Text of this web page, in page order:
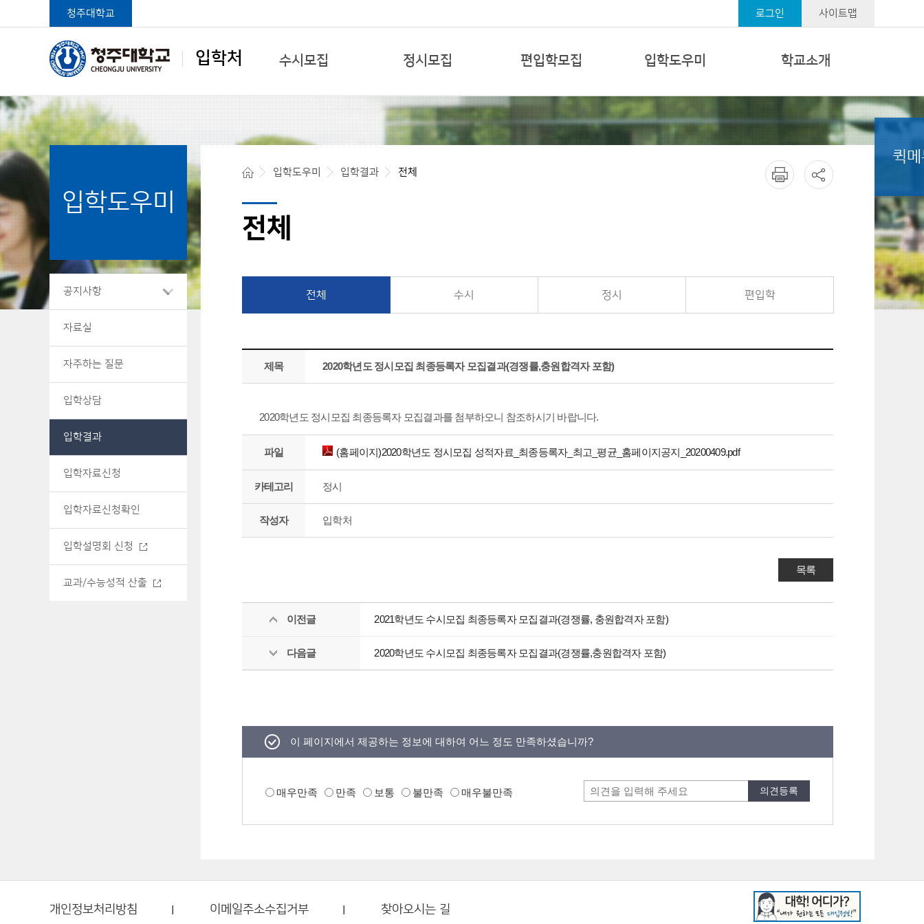
입학처
청주대학교 로그인 사이트맵
학생중심 글로벌대학
청주대학교 입학처
수시모집 정시모집 편입학모집 입학도우미 학교소개
입학도우미
공지사항
자료실
자주하는 질문
입학상담
입학결과
입학자료신청
입학자료신청확인
입학설명회 신청
교과/수능성적 산출
입학도우미 입학결과 전체
전체
전체 수시 정시 편입학
제목 2020학년도 정시모집 최종등록자 모집결과(경쟁률,충원합격자 포함)
2020학년도 정시모집 최종등록자 모집결과를 첨부하오니 참조하시기 바랍니다.
파일 (홈페이지)2020학년도 정시모집 성적자료_최종등록자_최고_평균_홈페이지공지_20200409.pdf
카테고리 정시
작성자 입학처
목록
이전글 2021학년도 수시모집 최종등록자 모집결과(경쟁률, 충원합격자 포함)
다음글 2020학년도 수시모집 최종등록자 모집결과(경쟁률,충원합격자 포함)
이 페이지에서 제공하는 정보에 대하여 어느 정도 만족하셨습니까?
매우만족 만족 보통 불만족 매우불만족
퀵
개인정보처리방침 이메일주소수집거부 찾아오시는 길